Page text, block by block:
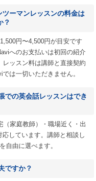
ーマンレッスンの料金は
？
円〜4,500円が目安です
へのお支払いは初回の紹介
ッスン料は講師と直接契約
は一切いただきません。
での英会話レッスンはでき
（家庭教師）・職場近く・出
しています。講師と相談し
自由に選べます。
ですか？